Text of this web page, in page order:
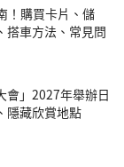
！購買卡片、儲
搭車方法、常見問
會」2027年舉辦日
隱藏欣賞地點